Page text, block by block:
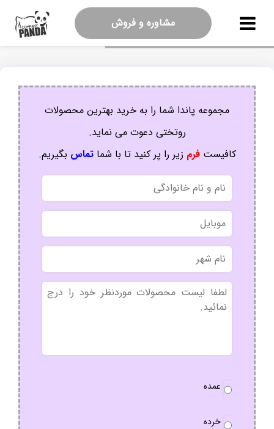
مشاوره و فروش
مجموعه پاندا شما را به خرید بهترین محصولات
روتختی دعوت می نماید.
کافیستفرم زیر را پر کنید تا با شماتماس بگیریم.
نام
و
نام
خانوادگی
موبایل
نام
شهر
بدون
عنوان
سفارش
عمده
خرده